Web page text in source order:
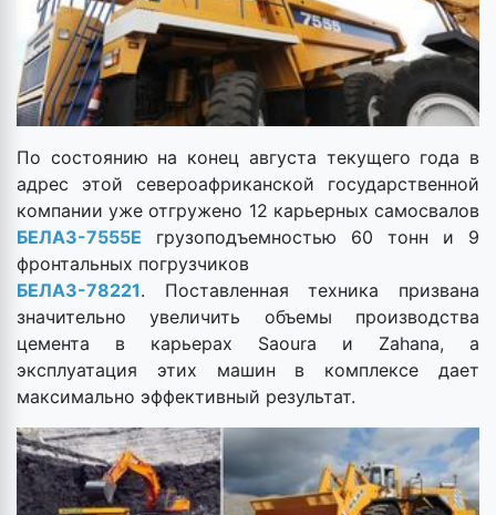
По состоянию на конец августа текущего года в
адрес этой североафриканской государственной
компании уже отгружено 12 карьерных самосвалов
БЕЛАЗ-7555Е грузоподъемностью 60 тонн и 9
фронтальных погрузчиков
БЕЛАЗ-78221. Поставленная техника призвана
значительно увеличить объемы производства
цемента в карьерах Saoura и Zahana, а
эксплуатация этих машин в комплексе дает
максимально эффективный результат.